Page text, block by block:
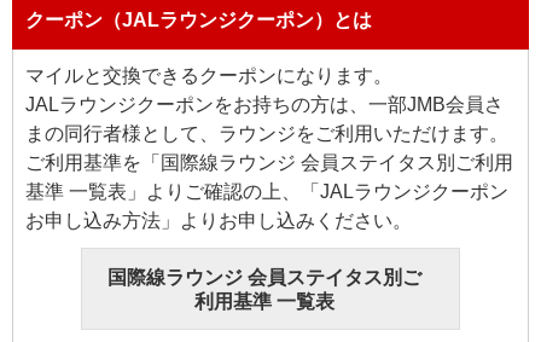
クーポン（JALラウンジクーポン）とは
マイルと交換できるクーポンになります。
JALラウンジクーポンをお持ちの方は、一部JMB会員さ
まの同行者様として、ラウンジをご利用いただけます。
ご利用基準を「国際線ラウンジ 会員ステイタス別ご利用
基準 一覧表」よりご確認の上、「JALラウンジクーポン
お申し込み方法」よりお申し込みください。
国際線ラウンジ 会員ステイタス別ご
利用基準 一覧表